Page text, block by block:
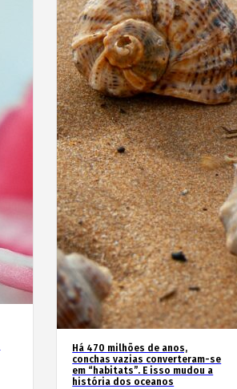
Há 470 milhões de anos,
conchas vazias converteram-se
em “habitats”. E isso mudou a
história dos oceanos